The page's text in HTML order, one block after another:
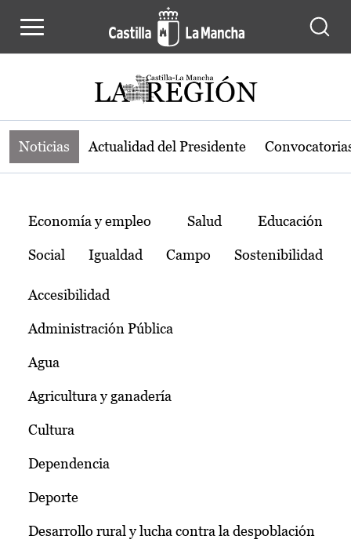
Noticias de la región de Castilla-La
Noticias Actualidad del Presidente
Temas
Economía y empleo Salud Educación
Social Igualdad Campo Sostenibilidad
Accesibilidad
Administración Pública
Agua
Agricultura y ganadería
Cultura
Dependencia
Deporte
Desarrollo rural y lucha contra la despoblación